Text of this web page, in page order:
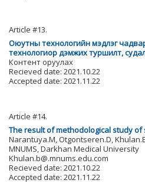
Article #13.
Оюутны технологийн мэдлэг
технологиор дэмжих туршилт,
Контент оруулах
Recieved date: 2021.10.22
Accepted date: 2021.11.22
Article #14.
The result of methodological study
Narantuya.M, Otgontseren.D,
MNUMS, Darkhan Medical University
Khulan.b@.mnums.edu.com
Recieved date: 2021.10.22
Accepted date: 2021.11.22